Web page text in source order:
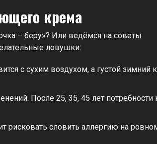
крема
– беру»? Или ведёмся на советы
ловушки:
с сухим воздухом, а густой зимний
После 25, 35, 45 лет
рисковать словить аллергию на